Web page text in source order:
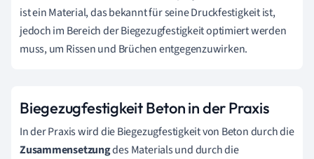
ist ein Material, das bekannt für seine Druckfestigkeit ist,
jedoch im Bereich der Biegezugfestigkeit optimiert werden
muss, um Rissen und Brüchen entgegenzuwirken.
Biegezugfestigkeit Beton in der Praxis
In der Praxis wird die Biegezugfestigkeit von Beton durch die
Zusammensetzungdes Materials und durch die